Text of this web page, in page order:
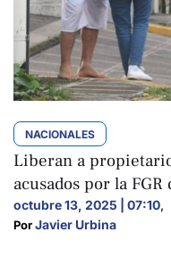
NACIONALES
Liberan a
acusados por la
octubre 13, 2025 | 07:10,
Por Javier Urbina